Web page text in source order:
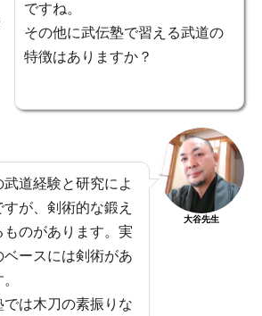
ですね。
その他に武伝塾で習える武道の
特徴はありますか？
道経験と研究によ
が、剣術的な鍛え
のがあります。実
ースには剣術があ
は木刀の素振りな
大谷先生